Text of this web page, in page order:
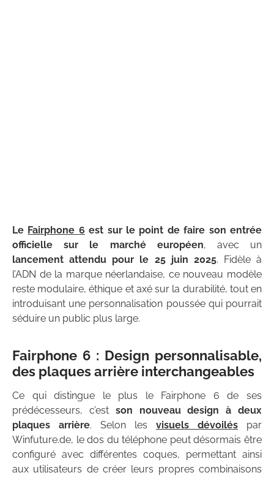
Le Fairphone 6 est sur le point de faire son entrée
officielle sur le marché européen, avec un
lancement attendu pour le 25 juin 2025. Fidèle à
l’ADN de la marque néerlandaise, ce nouveau modèle
reste modulaire, éthique et axé sur la durabilité, tout en
introduisant une personnalisation poussée qui pourrait
séduire un public plus large.
Fairphone 6 : Design personnalisable,
des plaques arrière interchangeables
Ce qui distingue le plus le Fairphone 6 de ses
prédécesseurs, c’est son nouveau design à deux
plaques arrière. Selon les visuels dévoilés par
Winfuture.de, le dos du téléphone peut désormais être
configuré avec différentes coques, permettant ainsi
aux utilisateurs de créer leurs propres combinaisons